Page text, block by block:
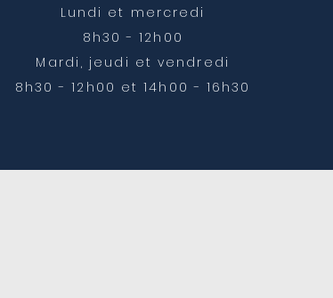
Lundi et mercredi
8h30 - 12h00
Mardi, jeudi et vendredi
8h30 - 12h00 et 14h00 - 16h30